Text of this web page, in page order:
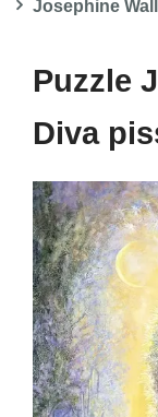
Josephine
Puzzle
Diva